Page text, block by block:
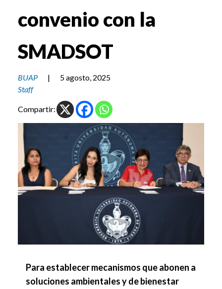
convenio con la
SMADSOT
BUAP |
5 agosto, 2025
Staff
Compartir:
Para establecer mecanismos que abonen a
soluciones ambientales y de bienestar